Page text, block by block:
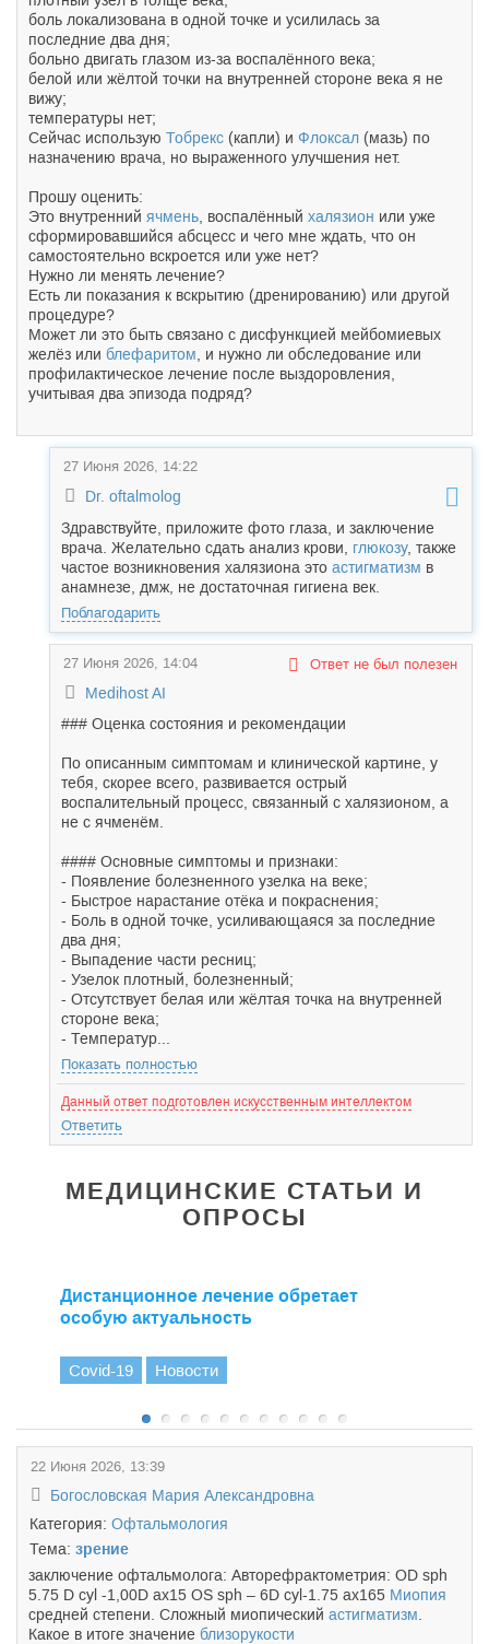
боль локализована в одной точке и усилилась за
последние два дня;
больно двигать глазом из-за воспалённого века;
белой или жёлтой точки на внутренней стороне века я не
вижу;
температуры нет;
Сейчас использую Тобрекс (капли) и Флоксал (мазь) по
назначению врача, но выраженного улучшения нет.
Прошу оценить:
Это внутренний ячмень , воспалённый халязион или уже
сформировавшийся абсцесс и чего мне ждать, что он
самостоятельно вскроется или уже нет?
Нужно ли менять лечение?
Есть ли показания к вскрытию (дренированию) или другой
процедуре?
Может ли это быть связано с дисфункцией мейбомиевых
желёз или блефаритом , и нужно ли обследование или
профилактическое лечение после выздоровления,
учитывая два эпизода подряд?
27 Июня 2026, 14:22
Dr. oftalmolog
Здравствуйте, приложите фото глаза, и заключение
врача. Желательно сдать анализ крови, глюкозу, также
частое возникновения халязиона это астигматизм в
анамнезе, дмж, не достаточная гигиена век.
Поблагодарить
27 Июня 2026, 14:04
Medihost AI
Ответ не был полезен
### Оценка состояния и рекомендации
По описанным симптомам и клинической картине, у
тебя, скорее всего, развивается острый
воспалительный процесс, связанный с халязионом, а
не с ячменём.
#### Основные симптомы и признаки:
- Появление болезненного узелка на веке;
- Быстрое нарастание отёка и покраснения;
- Боль в одной точке, усиливающаяся за последние
два дня;
- Выпадение части ресниц;
- Узелок плотный, болезненный;
- Отсутствует белая или жёлтая точка на внутренней
стороне века;
- Температур...
Показать полностью
Данный ответ подготовлен искусственным интеллектом
Ответить
МЕДИЦИНСКИЕ СТАТЬИ И
ОПРОСЫ
Дистанционное лечение обретает
особую актуальность
Covid-19 Новости
22 Июня 2026, 13:39
Богословская Мария Александровна
Категория: Офтальмология
Тема: зрение
заключение офтальмолога: Авторефрактометрия: OD sph
5.75 D cyl -1,00D ax15 OS sph – 6D cyl-1.75 ax165 Миопия
средней степени. Сложный миопический астигматизм
Какое в итоге значение близорукости